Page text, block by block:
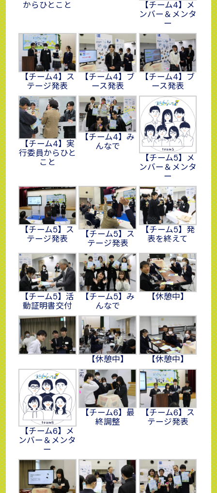
からひとこと
【チーム4】メ
ンバー＆メンタ
ー
【チーム4】ス
テージ発表
【チーム4】ブ
ース発表
【チーム4】ブ
ース発表
【チーム4】実
行委員からひと
こと
【チーム4】み
んなで
【チーム5】メ
ンバー＆メンタ
ー
【チーム5】ス
テージ発表
【チーム5】ス
テージ発表
【チーム5】発
表を終えて
【チーム5】活
動証明書交付
【チーム5】み
んなで
【休憩中】
【休憩中】 【休憩中】
【チーム6】メ
ンバー＆メンタ
ー
【チーム6】最
終調整
【チーム6】ス
テージ発表